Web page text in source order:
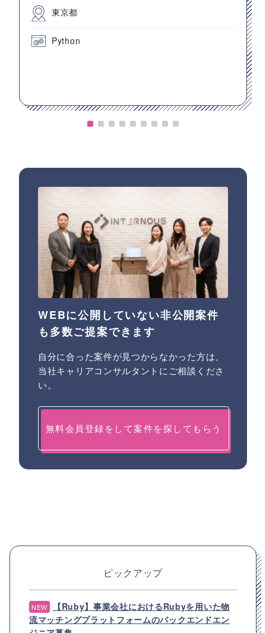
東京都
Python
WEBに公開していない非公開案件
も多数ご提案できます
自分に合った案件が見つからなかった方は、
当社キャリアコンサルタントにご相談くださ
い。
無料会員登録をして案件を探してもらう
ピックアップ
NEW
【Ruby】事業会社におけるRubyを用いた物
流マッチングプラットフォームのバックエンドエン